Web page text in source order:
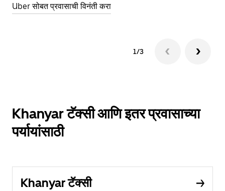
Uber सोबत प्रवासाची विनंती करा
1/3
Khanyar टॅक्सी आणि इतर प्रवासाच्या
पर्यायांसाठी
Khanyar टॅक्सी